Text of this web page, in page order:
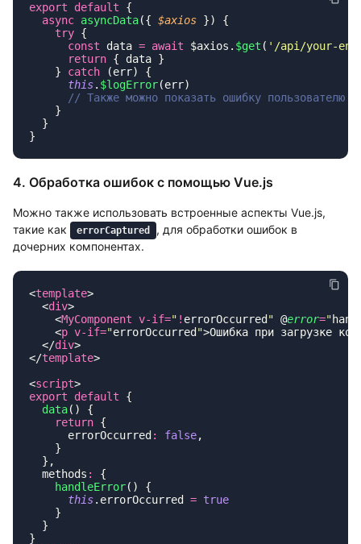
export default
  async
asyncData({ $axios
    try
      const
data = await $axios. $get ( ' /api/your-
      return
    }
catch
      this
. $logError
4. Обработка ошибок с помощью Vue.js
Можно также использовать встроенные аспекты Vue.js,
такие как
errorCaptured
, для обработки ошибок в
дочерних компонентах.
<template
  <
div
    <
MyComponent v-if=" ! errorOccurred " @error="
    <
p v-if="errorOccurred ">Ошибка при загрузке
  </
div
</template
<script
export default
  data
    return
      errorOccurred
: false
  methods
:
    handleError
      this
.errorOccurred =